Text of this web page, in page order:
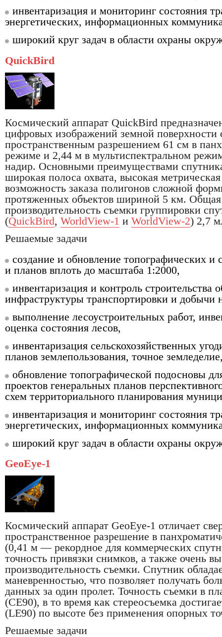
инвентаризация и мониторинг состояния
энергетических, информационных
широкий круг задач в области охраны
QuickBird
Космический аппарат QuickBird
цифровых изображений земной поверхности
пространственным разрешением 61 см в
режиме и 2,44 м в мультиспектральном
надир. Основными преимуществами
широкая полоса охвата, высокая
возможность заказа полигонов сложной
протяженных объектов шириной 5 км. Общая
производительность съемки группировки
(QuickBird, WorldView-1 и WorldView-2) 2,7
Решаемые задачи
создание и обновление топографических и
и планов вплоть до масштаба 1:2000,
инвентаризация и контроль строительства
инфраструктуры транспортировки и добычи
выполнение лесоустроительных работ,
оценка состояния лесов,
инвентаризация сельскохозяйственных
планов землепользования, точное
обновление топографической подосновы
проектов генеральных планов
схем территориального планирования
инвентаризация и мониторинг состояния
энергетических, информационных
широкий круг задач в области охраны
GeoEye-1
Космический аппарат GeoEye-1 отличает
пространственное разрешение в
(0,41 м — рекордное для коммерческих
точность привязки снимков, а также очень
производительность съемки. Спутник
маневренностью, что позволяет получать
данных за один пролет. Точность съемки в
(CE90), в то время как стереосъемка
(LE90) по высоте без применения опорных
Решаемые задачи